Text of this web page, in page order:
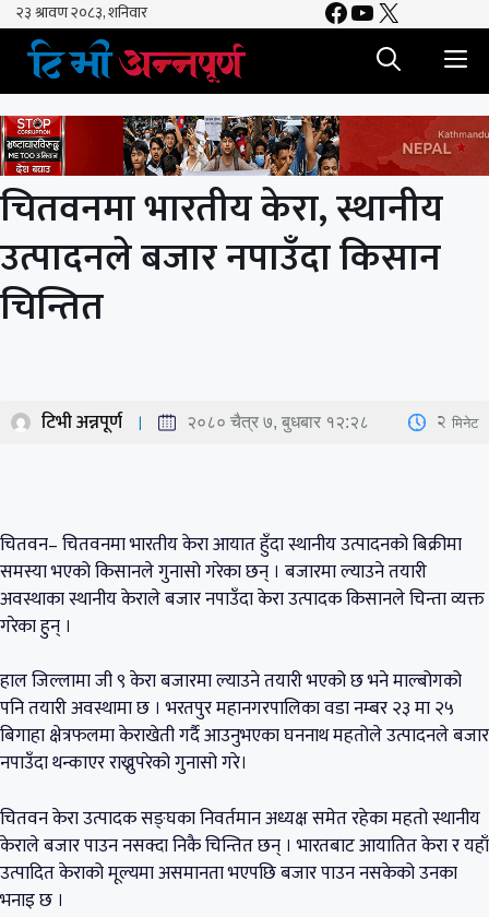
Skip
content
Facebook
YouTube
X
चितवनमा भारतीय केरा, स्थानीय
उत्पादनले बजार नपाउँदा किसान
चिन्तित
टिभी अन्नपूर्ण २०८० चैत्र ७, बुधबार १२:२८ 2 मिनेट
चितवन– चितवनमा भारतीय केरा आयात हुँदा स्थानीय उत्पादनको बिक्रीमा
समस्या भएको किसानले गुनासो गरेका छन् । बजारमा ल्याउने तयारी
अवस्थाका स्थानीय केराले बजार नपाउँदा केरा उत्पादक किसानले चिन्ता व्यक्त
गरेका हुन् ।
हाल जिल्लामा जी ९ केरा बजारमा ल्याउने तयारी भएको छ भने माल्बोगको
पनि तयारी अवस्थामा छ । भरतपुर महानगरपालिका वडा नम्बर २३ मा २५
बिगाहा क्षेत्रफलमा केराखेती गर्दै आउनुभएका घननाथ महतोले उत्पादनले बजार
नपाउँदा थन्काएर राख्नुपरेको गुनासो गरे।
चितवन केरा उत्पादक सङ्घका निवर्तमान अध्यक्ष समेत रहेका महतो स्थानीय
केराले बजार पाउन नसक्दा निकै चिन्तित छन् । भारतबाट आयातित केरा र यहाँ
उत्पादित केराको मूल्यमा असमानता भएपछि बजार पाउन नसकेको उनका
भनाइ छ ।